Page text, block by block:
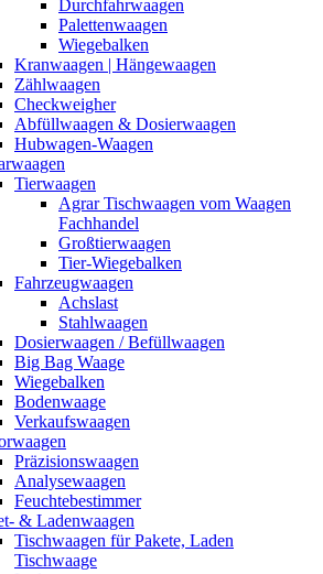
Durchfahrwaagen
Palettenwaagen
Wiegebalken
Kranwaagen | Hängewaagen
Zählwaagen
Checkweigher
Abfüllwaagen & Dosierwaagen
Hubwagen-Waagen
Tierwaagen
Agrar Tischwaagen vom Waagen
Fachhandel
Großtierwaagen
Tier-Wiegebalken
Fahrzeugwaagen
Achslast
Stahlwaagen
Dosierwaagen / Befüllwaagen
Big Bag Waage
Wiegebalken
Bodenwaage
Verkaufswaagen
Präzisionswaagen
Analysewaagen
Feuchtebestimmer
& Ladenwaagen
Tischwaagen für Pakete, Laden
Tischwaage